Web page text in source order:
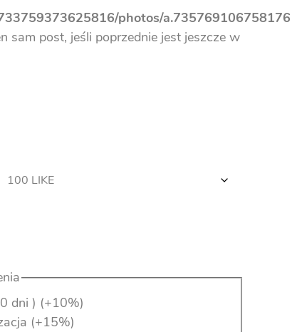
photos/a.735769106758176
sam post, jeśli poprzednie jest jeszcze w
dni ) (+10%)
(+15%)